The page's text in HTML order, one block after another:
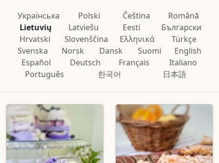
Українська Polski Čeština
Română
Lietuvių
Latviešu Eesti
Български
Hrvatski
Slovenščina Ελληνικά
Türkçe
Svenska
Norsk Dansk Suomi
English
Español
Deutsch Français
Italiano
Português
한국어 日本語